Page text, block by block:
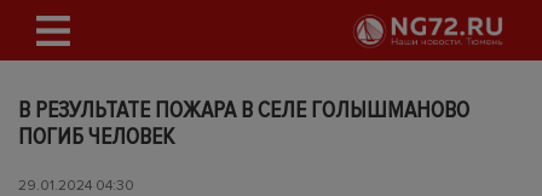
В РЕЗУЛЬТАТЕ ПОЖАРА В СЕЛЕ ГОЛЫШМАНОВО
ПОГИБ ЧЕЛОВЕК
29.01.2024 04:30